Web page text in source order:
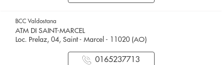
BCC Valdostana
ATM DI SAINT-MARCEL
Loc. Prelaz, 04, Saint - Marcel - 11020 (AO)
0165237713